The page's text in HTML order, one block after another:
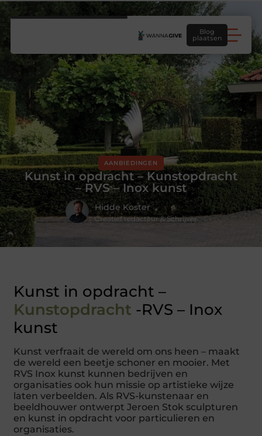
Blog
plaatsen
AANBIEDINGEN
Kunst in opdracht – Kunstopdracht
– RVS – Inox kunst
Hidde Koster
Creatief redacteur & Schrijver
Kunst in opdracht –
Kunstopdracht -RVS – Inox
kunst
Kunst verfraait de wereld om ons heen – maakt
de wereld een beetje schoner en mooier. Met
RVS Inox kunst kunnen bedrijven en
organisaties ook hun missie op artistieke wijze
laten verbeelden. Als RVS-kunstenaar en
beeldhouwer ontwerpt Jeroen Stok sculpturen
en kunst in opdracht voor particulieren en
organisaties.